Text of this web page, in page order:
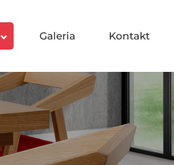
Galeria Kontakt